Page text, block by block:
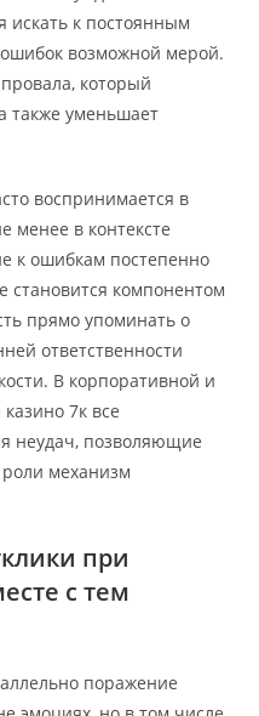
искать к постоянным
ошибок возможной мерой.
который
также уменьшает
воспринимается в
менее в контексте
к ошибкам постепенно
становится компонентом
прямо упоминать о
ответственности
В корпоративной и
7к все
неудач, позволяющие
механизм
при
с тем
поражение